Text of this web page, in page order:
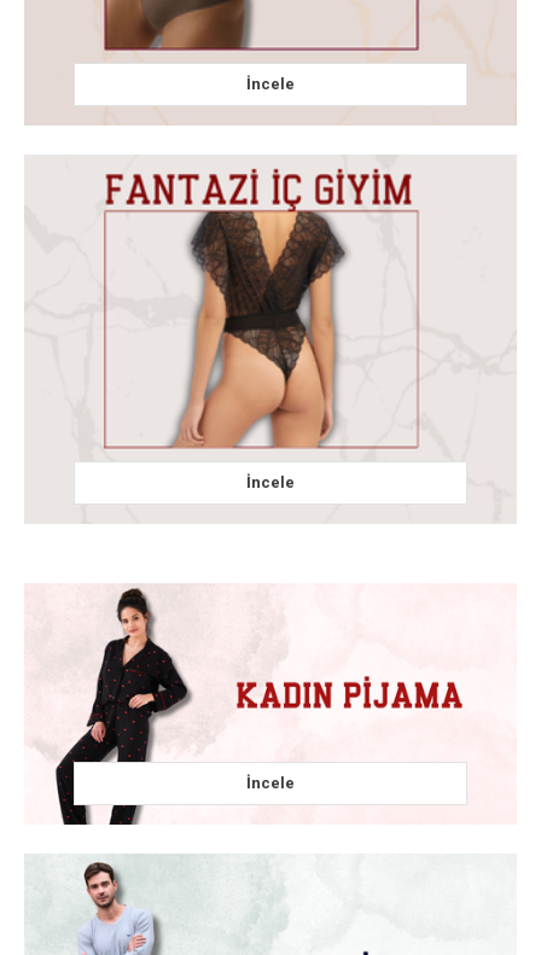
İncele
İncele
İncele